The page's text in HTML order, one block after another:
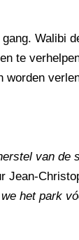
Walibi
te
van de
Jean-
het park